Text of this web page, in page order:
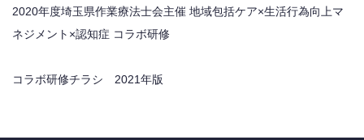
2020年度埼玉県作業療法士会主催 地域包括ケア×生活行為向上マ
ネジメント×認知症 コラボ研修
コラボ研修チラシ 2021年版